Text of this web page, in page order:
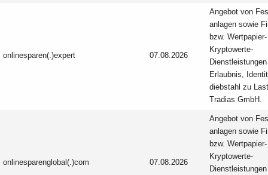
onlinesparen(.)expert 07.08.2026
Angebot von
anlagen sowie
bzw.
Kryptowerte-
Erlaubnis,
diebstahl zu
Tradias GmbH.
onlinesparenglobal(.)com 07.08.2026
Angebot von
anlagen sowie
bzw.
Kryptowerte-